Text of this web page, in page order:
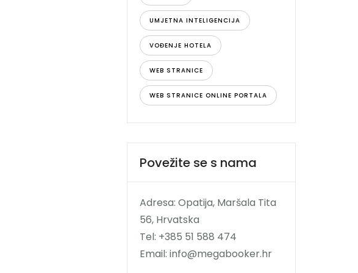
UMJETNA INTELIGENCIJA
VOĐENJE HOTELA
WEB STRANICE
WEB STRANICE ONLINE PORTALA
Povežite se s nama
Adresa: Opatija, Maršala Tita
56, Hrvatska
Tel: +385 51 588 474
Email: info@megabooker.hr